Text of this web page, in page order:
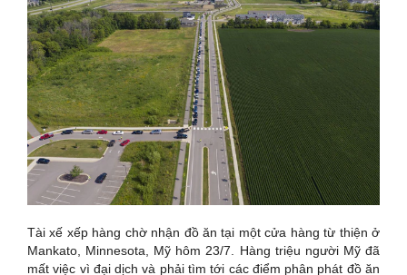
Tài xế xếp hàng chờ nhận đồ ăn tại một cửa hàng từ thiện ở
Mankato, Minnesota, Mỹ hôm 23/7. Hàng triệu người Mỹ đã
mất việc vì đại dịch và phải tìm tới các điểm phân phát đồ ăn